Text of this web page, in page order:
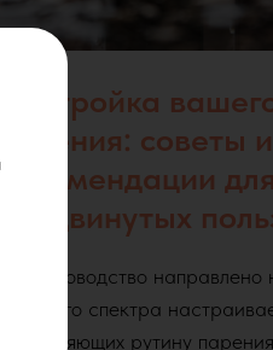
Настройка
парения: советы и
для
продвинутых
Это руководство направлено
широкого спектра
составляющих рутину